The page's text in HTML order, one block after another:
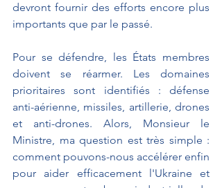
devront fournir des efforts encore plus
importants que par le passé.
Pour se défendre, les États membres
doivent se réarmer. Les domaines
prioritaires sont identifiés : défense
anti-aérienne, missiles, artillerie, drones
et anti-drones. Alors, Monsieur le
Ministre, ma question est très simple :
comment pouvons-nous accélérer enfin
pour aider efficacement l'Ukraine et